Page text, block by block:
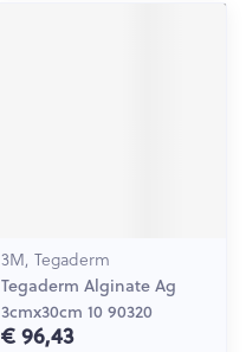
3M, Tegaderm
Tegaderm Alginate Ag
3cmx30cm 10 90320
€ 96,43